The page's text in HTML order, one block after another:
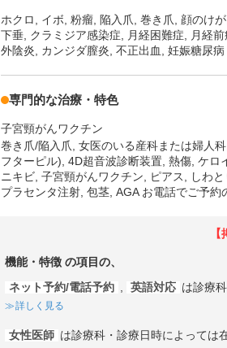
ホクロ, イボ, 粉瘤, 陥入爪, 巻き爪, 顔のけ
下垂, クラミジア感染症, 月経困難症, 月経
外陰炎, カンジダ膣炎, 不正出血, 妊娠糖尿病
専門的な治療・特色
子宮頸がんワクチン
巻き爪/陥入爪, 女医のいる産科または婦人
フターピル), 4D超音波診断装置, 熱傷, ケロ
ニキビ, 子宮頸がんワクチン, ピアス, しわ
プラセンタ注射, 包茎, AGA お電話でご予約
機能・特徴 の項目の、
ネット予約/電話予約 英語対応 は診療
詳しく見る
女性医師 は診療科・診療日時によっては